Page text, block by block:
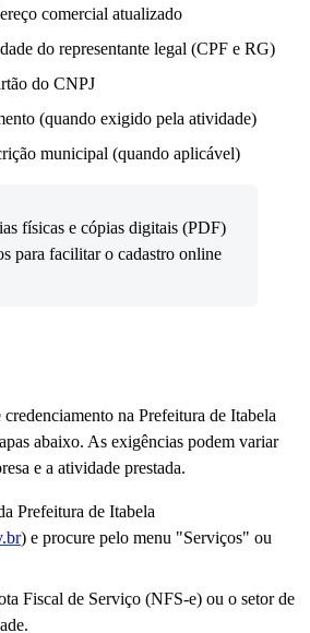
comercial atualizado
do representante legal (CPF e RG)
do CNPJ
(quando exigido pela atividade)
municipal (quando aplicável)
físicas e cópias digitais (PDF)
para facilitar o cadastro online
na Prefeitura de Itabela
abaixo. As exigências podem variar
e a atividade prestada.
Prefeitura de Itabela
) e procure pelo menu "Serviços" ou
Fiscal de Serviço (NFS-e) ou o setor de